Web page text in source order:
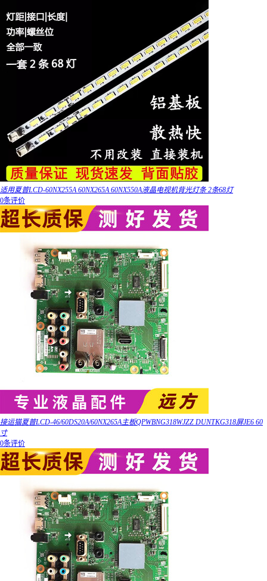
适用夏普LCD-60NX255A 60NX265A 60NX550A液晶电视机背光灯条 2条68灯
0条评价
接运猫夏普LCD-46/60DS20A/60NX265A主板QPWBNG318WJZZ DUNTKG318屏JE6 60
寸
0条评价